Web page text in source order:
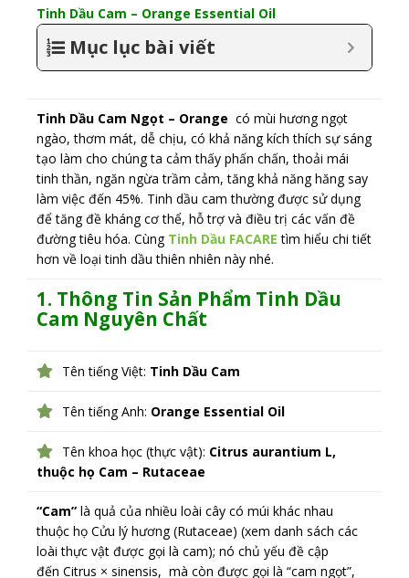
Tinh Dầu Cam – Orange Essential Oil
Mục lục bài viết
Tinh Dầu Cam Ngọt – Orange có mùi hương ngọt
ngào, thơm mát, dễ chịu, có khả năng kích thích sự sáng
tạo làm cho chúng ta cảm thấy phấn chấn, thoải mái
tinh thần, ngăn ngừa trầm cảm, tăng khả năng hăng say
làm việc đến 45%. Tinh dầu cam thường được sử dụng
để tăng đề kháng cơ thể, hỗ trợ và điều trị các vấn đề
đường tiêu hóa. Cùng Tinh Dầu FACARE tìm hiểu chi tiết
hơn về loại tinh dầu thiên nhiên này nhé.
1. Thông Tin Sản Phẩm Tinh Dầu
Cam Nguyên Chất
Tên tiếng Việt: Tinh Dầu Cam
Tên tiếng Anh: Orange Essential Oil
Tên khoa học (thực vật): Citrus aurantium L,
thuộc họ Cam – Rutaceae
“Cam” là quả của nhiều loài cây có múi khác nhau
thuộc họ Cửu lý hương (Rutaceae) (xem danh sách các
loài thực vật được gọi là cam); nó chủ yếu đề cập
đến Citrus × sinensis, mà còn được gọi là “cam ngọt”,